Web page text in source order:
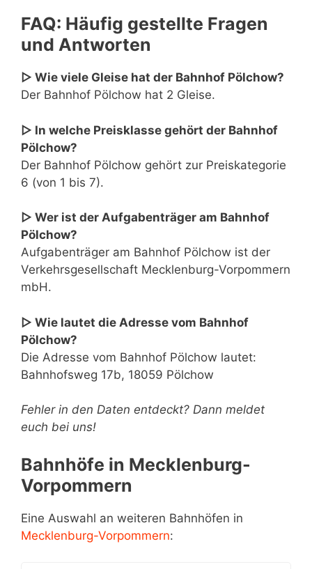
FAQ: Häufig gestellte Fragen
und Antworten
▷ Wie viele Gleise hat der Bahnhof Pölchow?
Der Bahnhof Pölchow hat 2 Gleise.
▷ In welche Preisklasse gehört der Bahnhof
Pölchow?
Der Bahnhof Pölchow gehört zur Preiskategorie
6 (von 1 bis 7).
▷ Wer ist der Aufgabenträger am Bahnhof
Pölchow?
Aufgabenträger am Bahnhof Pölchow ist der
Verkehrsgesellschaft Mecklenburg-Vorpommern
mbH.
▷ Wie lautet die Adresse vom Bahnhof
Pölchow?
Die Adresse vom Bahnhof Pölchow lautet:
Bahnhofsweg 17b, 18059 Pölchow
Fehler in den Daten entdeckt? Dann meldet
euch bei uns!
Bahnhöfe in Mecklenburg-
Vorpommern
Eine Auswahl an weiteren Bahnhöfen in
Mecklenburg-Vorpommern: